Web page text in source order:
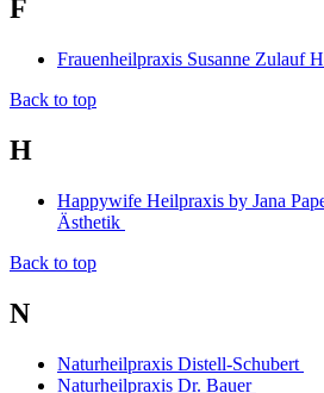
F
Frauenheilpraxis Susanne Zulauf
Back to top
H
Happywife Heilpraxis by Jana
Ästhetik
Back to top
N
Naturheilpraxis Distell-Schubert
Naturheilpraxis Dr. Bauer